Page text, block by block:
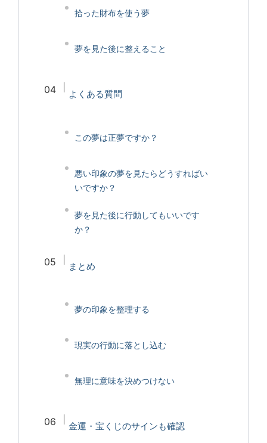
拾った財布を使う夢
夢を見た後に整えること
よくある質問
この夢は正夢ですか？
悪い印象の夢を見たらどうすればい
いですか？
夢を見た後に行動してもいいです
か？
まとめ
夢の印象を整理する
現実の行動に落とし込む
無理に意味を決めつけない
金運・宝くじのサインも確認